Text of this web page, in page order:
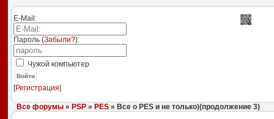
E-Mail:
Пароль (Забыли?):
Чужой компьютер
Войти
[Регистрация]
Все форумы» PSP» PES» Все о PES и не только)(продолжение 3)